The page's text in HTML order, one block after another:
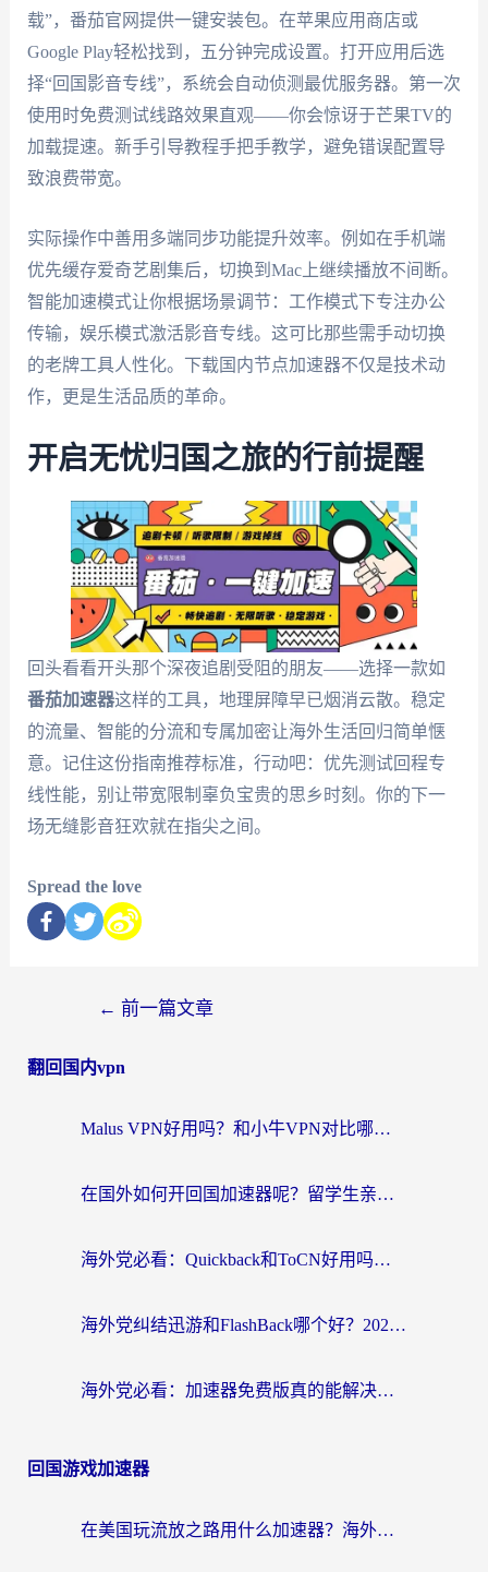
载”，番茄官网提供一键安装包。在苹果应用商店或
Google Play轻松找到，五分钟完成设置。打开应用后选
择“回国影音专线”，系统会自动侦测最优服务器。第一次
使用时免费测试线路效果直观——你会惊讶于芒果TV的
加载提速。新手引导教程手把手教学，避免错误配置导
致浪费带宽。
实际操作中善用多端同步功能提升效率。例如在手机端
优先缓存爱奇艺剧集后，切换到Mac上继续播放不间断。
智能加速模式让你根据场景调节：工作模式下专注办公
传输，娱乐模式激活影音专线。这可比那些需手动切换
的老牌工具人性化。下载国内节点加速器不仅是技术动
作，更是生活品质的革命。
开启无忧归国之旅的行前提醒
回头看看开头那个深夜追剧受阻的朋友——选择一款如
番茄加速器这样的工具，地理屏障早已烟消云散。稳定
的流量、智能的分流和专属加密让海外生活回归简单惬
意。记住这份指南推荐标准，行动吧：优先测试回程专
线性能，别让带宽限制辜负宝贵的思乡时刻。你的下一
场无缝影音狂欢就在指尖之间。
Spread the love
← 前一篇文章
翻回国内vpn
Malus VPN好用吗？和小牛VPN对比哪个回国效果更好？海外党亲测实用指南
在国外如何开回国加速器呢？留学生亲测的无缝访问国内资源指南
海外党必看：Quickback和ToCN好用吗？3分钟选对回国加速器的实用指南
海外党纠结迅游和FlashBack哪个好？2026实用指南教你选对回国加速器
海外党必看：加速器免费版真的能解决回国访问难题吗？附实用选择指南
回国游戏加速器
在美国玩流放之路用什么加速器？海外党国服游戏不卡顿的终极攻略